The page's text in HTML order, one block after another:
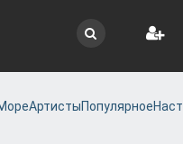
АртистыПопулярное